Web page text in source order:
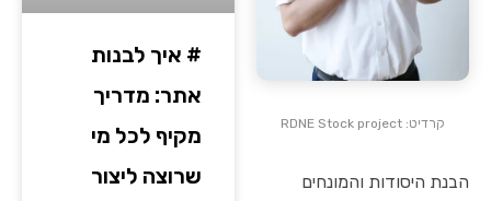
קרדיט: RDNE Stock project
הבנת היסודות והמונחים
# איך לבנות
אתר: מדריך
מקיף לכל מי
שרוצה ליצור